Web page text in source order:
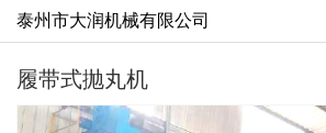
泰州市大润机械有限公司
履带式抛丸机